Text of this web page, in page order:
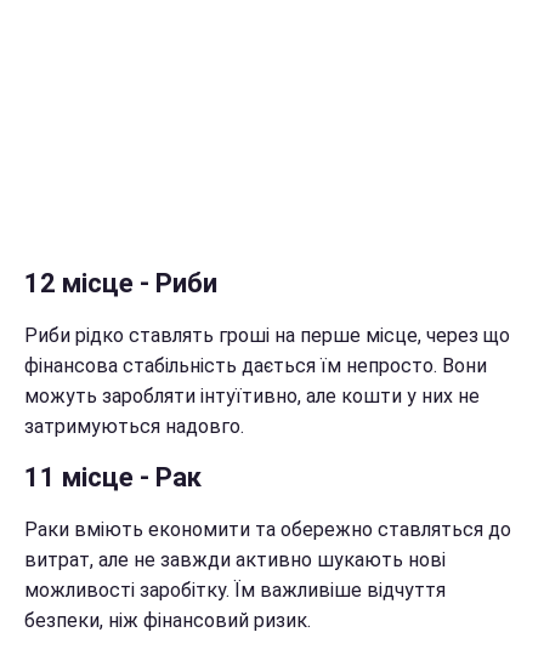
12 місце - Риби
Риби рідко ставлять гроші на перше місце, через що
фінансова стабільність дається їм непросто. Вони
можуть заробляти інтуїтивно, але кошти у них не
затримуються надовго.
11 місце - Рак
Раки вміють економити та обережно ставляться до
витрат, але не завжди активно шукають нові
можливості заробітку. Їм важливіше відчуття
безпеки, ніж фінансовий ризик.